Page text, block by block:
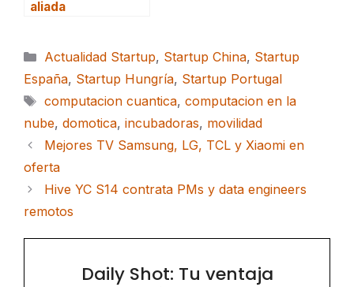
aliada
Categorías
Actualidad Startup, Startup China, Startup
España, Startup Hungría, Startup Portugal
Etiquetas
computacion cuantica, computacion en la
nube, domotica, incubadoras, movilidad
Mejores TV Samsung, LG, TCL y Xiaomi en
oferta
Hive YC S14 contrata PMs y data engineers
remotos
Daily Shot: Tu ventaja